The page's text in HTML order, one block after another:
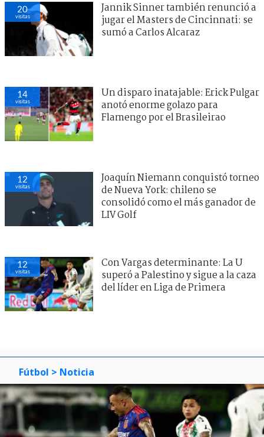
20
visitas
Jannik Sinner también renunció a
jugar el Masters de Cincinnati: se
sumó a Carlos Alcaraz
14
visitas
Un disparo inatajable: Erick Pulgar
anotó enorme golazo para
Flamengo por el Brasileirao
12
visitas
Joaquín Niemann conquistó torneo
de Nueva York: chileno se
consolidó como el más ganador de
LIV Golf
12
visitas
Con Vargas determinante: La U
superó a Palestino y sigue a la caza
del líder en Liga de Primera
Fútbol > Noticia